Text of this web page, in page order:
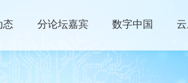
态 分论坛嘉宾 数字中国
高端访谈